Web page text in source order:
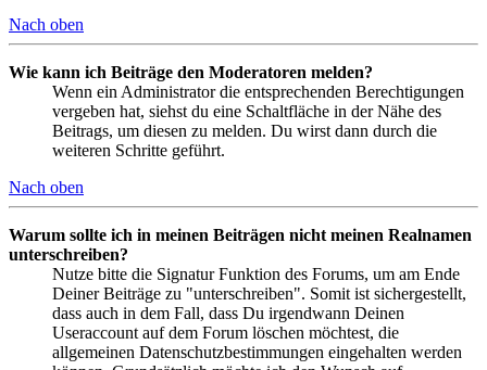
Nach oben
Wie kann ich Beiträge den Moderatoren melden?
Wenn ein Administrator die entsprechenden Berechtigungen
vergeben hat, siehst du eine Schaltfläche in der Nähe des
Beitrags, um diesen zu melden. Du wirst dann durch die
weiteren Schritte geführt.
Nach oben
Warum sollte ich in meinen Beiträgen nicht meinen Realnamen
unterschreiben?
Nutze bitte die Signatur Funktion des Forums, um am Ende
Deiner Beiträge zu "unterschreiben". Somit ist sichergestellt,
dass auch in dem Fall, dass Du irgendwann Deinen
Useraccount auf dem Forum löschen möchtest, die
allgemeinen Datenschutzbestimmungen eingehalten werden